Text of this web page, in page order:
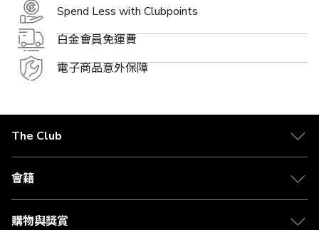
Spend Less with Clubpoints
白金會員免運費
電子商品意外保障
The Club
關於 The Club
合作夥伴
媒體中心
會籍
會籍及專屬禮遇
賺取積分
購物與獎賞